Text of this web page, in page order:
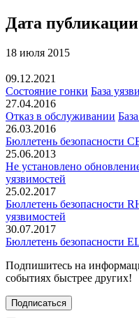
Дата
18 июля 2015
09.12.2021
Состояние гонки База
27.04.2016
Отказ в обслуживании
26.03.2016
Бюллетень безопасности
25.06.2013
Не установлено
уязвимостей
25.02.2017
Бюллетень безопасности
уязвимостей
30.07.2017
Бюллетень безопасности
Подпишитесь на
событиях быстрее других!
Подписаться